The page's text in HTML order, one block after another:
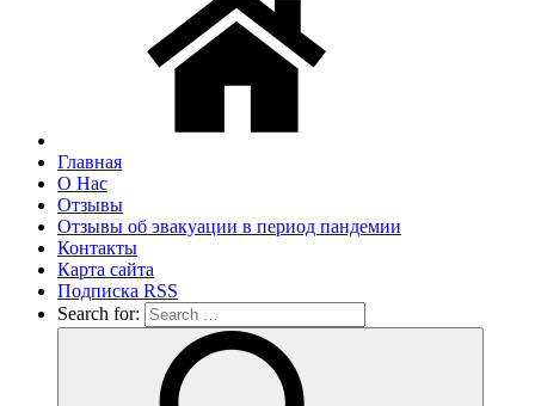
Главная
О Нас
Отзывы
Отзывы об эвакуации в период пандемии
Контакты
Карта сайта
Подписка RSS
Search for: